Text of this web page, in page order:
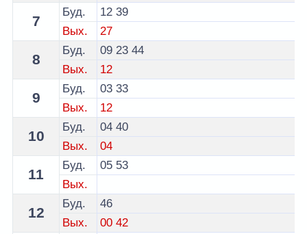
7
Буд. 12 39
Вых.
27
8
Буд. 09 23 44
Вых.
12
9
Буд. 03 33
Вых.
12
10
Буд. 04 40
Вых.
04
11
Буд. 05 53
Вых.
12
Буд.
46
Вых.
00 42